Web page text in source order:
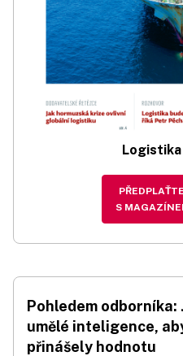
S
Pohledem
umělé inteligence,
přinášely hodnotu